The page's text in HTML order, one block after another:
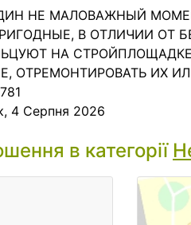
НЕ МАЛОВАЖНЫЙ
В ОТЛИЧИИ ОТ
НА
ОТРЕМОНТИРОВАТЬ ИХ
4 Серпня 2026
в категорії